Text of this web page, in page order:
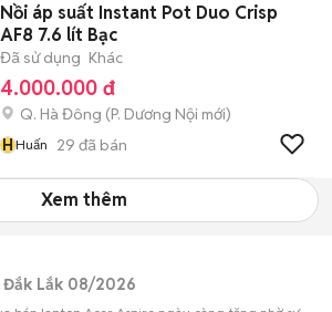
Nồi áp suất Instant Pot Duo Crisp
AF8 7.6 lít Bạc
Đã sử dụng Khác
4.000.000 đ
Q. Hà Đông (P. Dương Nội mới)
HHuấn 29 đã bán
Xem thêm
Đắk Lắk 08/2026